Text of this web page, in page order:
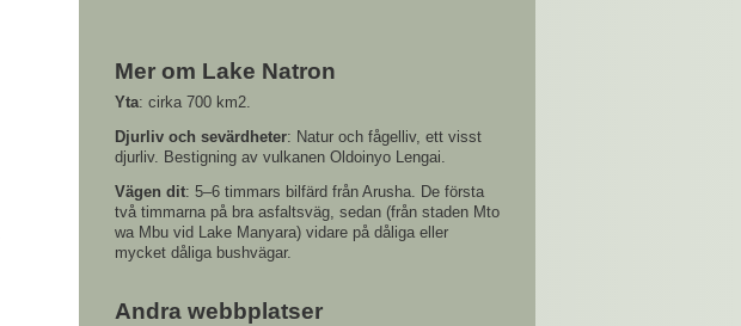
Mer om Lake Natron
Yta: cirka 700 km2.
Djurliv och sevärdheter: Natur och fågelliv, ett visst
djurliv. Bestigning av vulkanen Oldoinyo Lengai.
Vägen dit: 5–6 timmars bilfärd från Arusha. De första
två timmarna på bra asfaltsväg, sedan (från staden Mto
wa Mbu vid Lake Manyara) vidare på dåliga eller
mycket dåliga bushvägar.
Andra webbplatser